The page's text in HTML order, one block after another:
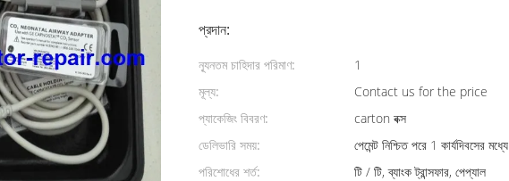
প্রদান:
ন্যূনতম চাহিদার পরিমাণ:
1
মূল্য:
Contact us for the price
প্যাকেজিং বিবরণ:
carton বক্স
ডেলিভারি সময়:
পেমেন্ট নিশ্চিত পরে 1 কার্যদিবসের মধ্যে
পরিশোধের শর্ত:
টি / টি, ব্যাংক ট্রান্সফার, পেপ্যাল